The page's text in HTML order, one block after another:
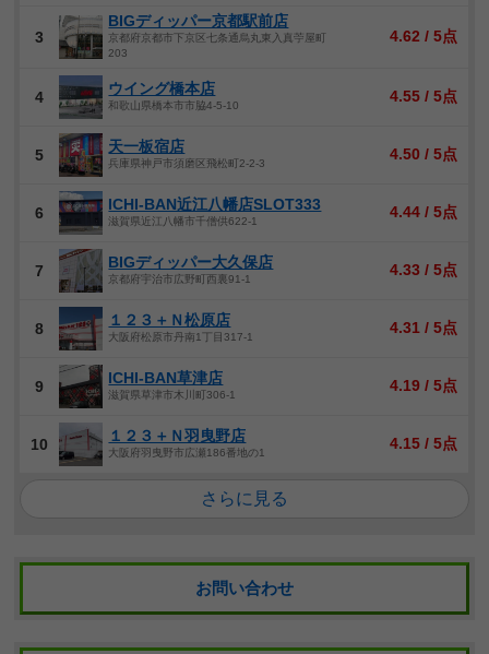
3
BIGディッパー京都駅前店
京都府京都市下京区七条通烏丸東入真苧屋町
203
4.62 / 5点
4 ウイング橋本店
和歌山県橋本市市脇4-5-10
4.55 / 5点
5 天一板宿店
兵庫県神戸市須磨区飛松町2-2-3
4.50 / 5点
6 ICHI-BAN近江八幡店SLOT333
滋賀県近江八幡市千僧供622-1
4.44 / 5点
7 BIGディッパー大久保店
京都府宇治市広野町西裏91-1
4.33 / 5点
8 １２３＋Ｎ松原店
大阪府松原市丹南1丁目317-1
4.31 / 5点
9 ICHI-BAN草津店
滋賀県草津市木川町306-1
4.19 / 5点
10 １２３＋Ｎ羽曳野店
大阪府羽曳野市広瀬186番地の1
4.15 / 5点
さらに見る
お問い合わせ